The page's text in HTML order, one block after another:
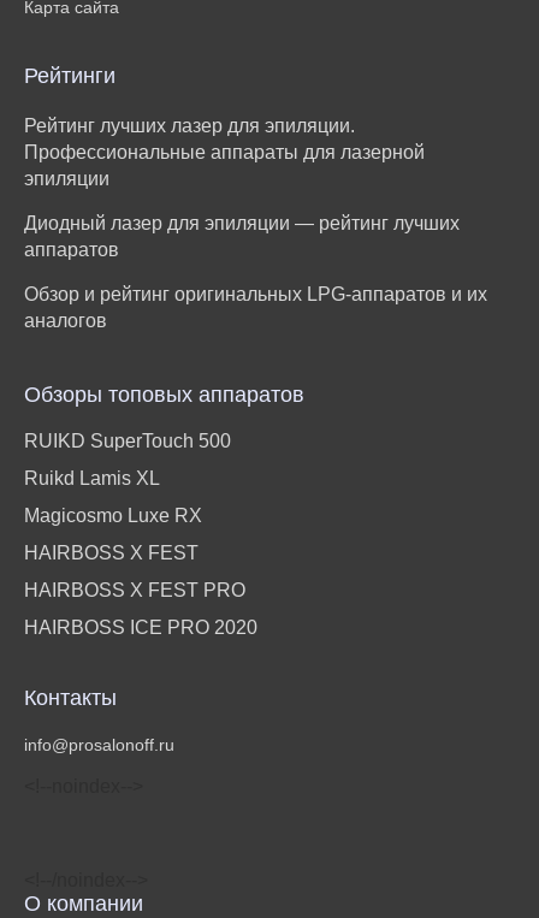
Карта сайта
Рейтинги
Рейтинг лучших лазер для эпиляции.
Профессиональные аппараты для лазерной
эпиляции
Диодный лазер для эпиляции — рейтинг лучших
аппаратов
Обзор и рейтинг оригинальных LPG-аппаратов и их
аналогов
Обзоры топовых аппаратов
RUIKD SuperTouch 500
Ruikd Lamis XL
Magicosmo Luxe RX
HAIRBOSS X FEST
HAIRBOSS X FEST PRO
HAIRBOSS ICE PRO 2020
Контакты
info@prosalonoff.ru
О компании